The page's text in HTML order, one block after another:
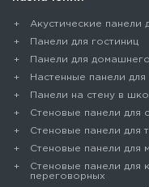
Акустические панели
Панели для гостиниц
Панели для
Настенные панели для
Панели на стену в
Стеновые панели для
Cтеновые панели для
Стеновые панели для
Стеновые панели для
переговорных